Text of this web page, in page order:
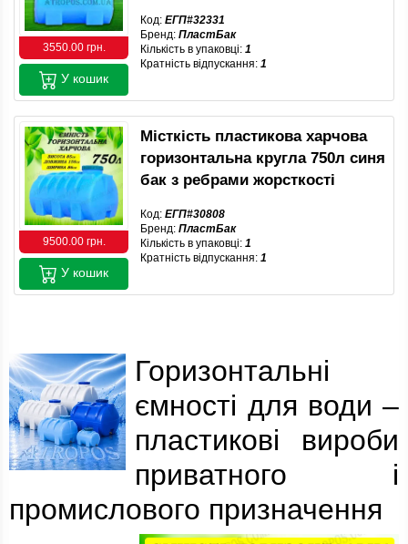
3550.00 грн.
Код: ЕГП#32331
Бренд: ПластБак
Кількість в упаковці: 1
Кратність відпускання: 1
У кошик
9500.00 грн.
Місткість пластикова харчова
горизонтальна кругла 750л синя
бак з ребрами жорсткості
Код: ЕГП#30808
Бренд: ПластБак
Кількість в упаковці: 1
Кратність відпускання: 1
У кошик
Горизонтальні
ємності для води –
пластикові вироби
приватного і
промислового призначення